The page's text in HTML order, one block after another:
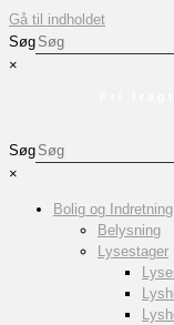
Gå til indholdet
Søg
×
Søg
×
Bolig og Indretning
Belysning
Lysestager